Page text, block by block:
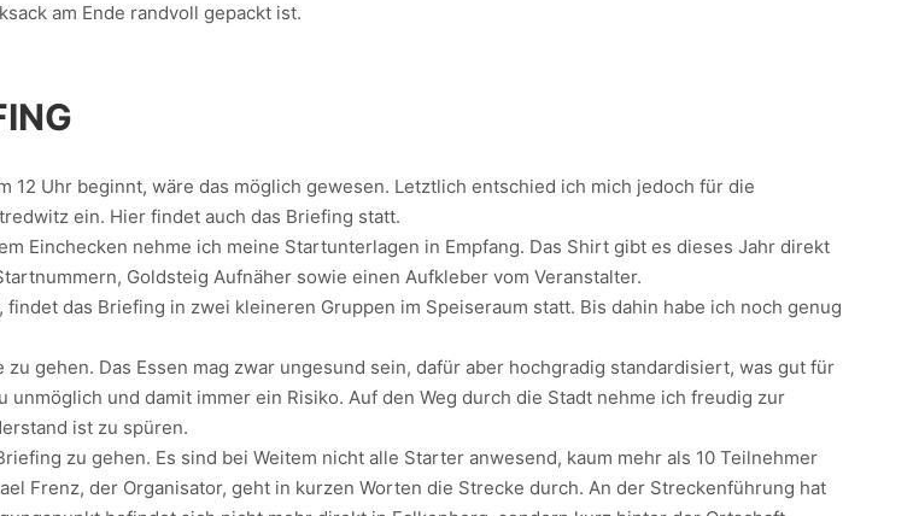
am Ende randvoll gepackt ist.
12 Uhr beginnt, wäre das möglich gewesen. Letztlich entschied ich mich jedoch für die
ein. Hier findet auch das Briefing statt.
Einchecken nehme ich meine Startunterlagen in Empfang. Das Shirt gibt es dieses Jahr direkt
Goldsteig Aufnäher sowie einen Aufkleber vom Veranstalter.
das Briefing in zwei kleineren Gruppen im Speiseraum statt. Bis dahin habe ich noch genug
gehen. Das Essen mag zwar ungesund sein, dafür aber hochgradig standardisiert, was gut für
und damit immer ein Risiko. Auf den Weg durch die Stadt nehme ich freudig zur
ist zu spüren.
zu gehen. Es sind bei Weitem nicht alle Starter anwesend, kaum mehr als 10 Teilnehmer
Frenz, der Organisator, geht in kurzen Worten die Strecke durch. An der Streckenführung hat